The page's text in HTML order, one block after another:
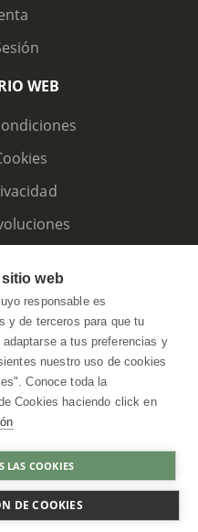
COMPRAR
WEB
Rights Reserved
web
responsable es
y de terceros para que tu
a tus preferencias y
nuestro uso de cookies
Conoce toda la
Cookies haciendo click en
LAS COOKIES
DE COOKIES